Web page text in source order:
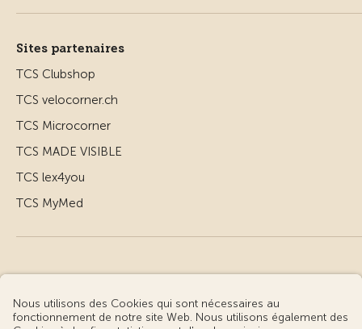
Sites partenaires
TCS Clubshop
TCS velocorner.ch
TCS Microcorner
TCS MADE VISIBLE
TCS lex4you
TCS MyMed